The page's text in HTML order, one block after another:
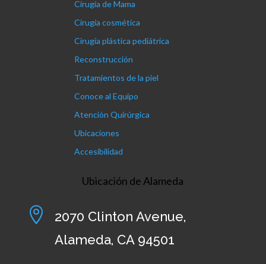
Cirugía de Mama
Cirugía cosmética
Cirugía plástica pediátrica
Reconstrucción
Tratamientos de la piel
Conoce al Equipo
Atención Quirúrgica
Ubicaciones
Accesibilidad
Ubicación de Alameda

2070 Clinton Avenue,
Alameda, CA 94501